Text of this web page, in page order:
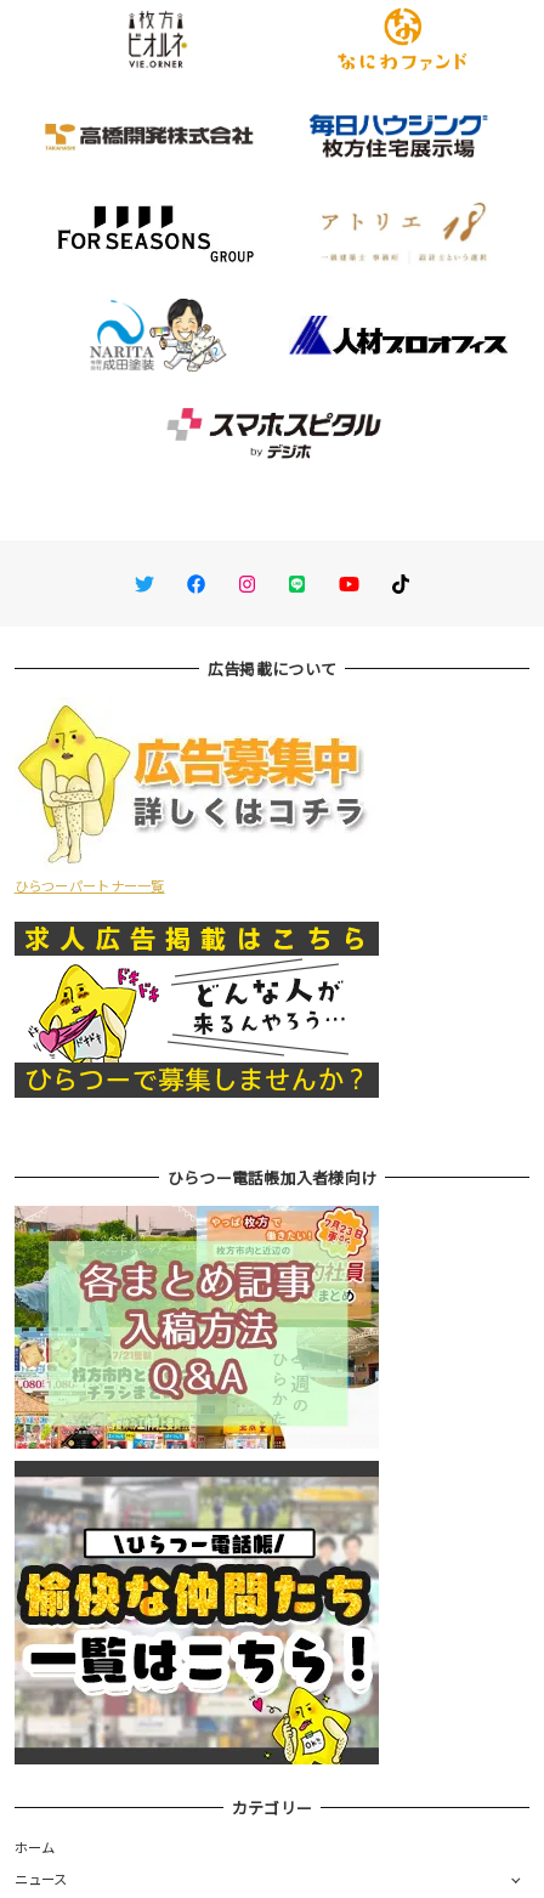
TwitterFacebookInstagram
LINE You TubeTikTok
広告掲載について
ひらつーパートナー一覧
ひらつー電話帳加入者様向け
カテゴリー
ホーム
ニュース